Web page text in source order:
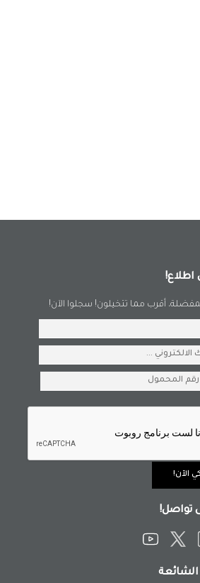
اطلاع!
أقرب مما تتخيلون! سجلوا الآن!
تواصل!